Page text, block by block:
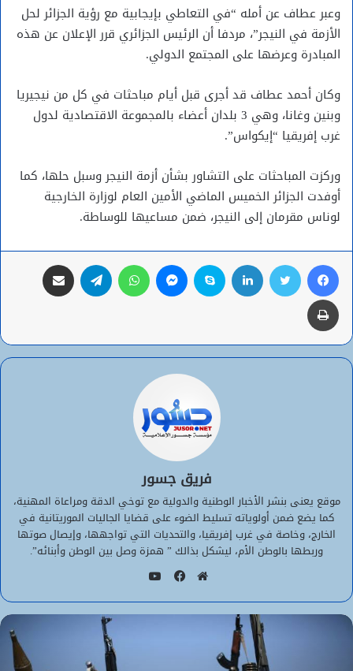
وعبر عطاف عن أمله “في التعاطي بإيجابية مع رؤية الجزائر لحل
الأزمة في النيجر”، مردفا أن الرئيس الجزائري قرر الإعلان عن هذه
المبادرة وعرضها على المجتمع الدولي.
وكان أحمد عطاف قد أجرى قبل أيام مباحثات في كل من نيجيريا
وبنين وغانا، وهي 3 بلدان أعضاء بالمجموعة الاقتصادية لدول
غرب إفريقيا “إيكواس”.
وركزت المباحثات على التشاور بشأن أزمة النيجر وسبل حلها، كما
أوفدت الجزائر الخميس الماضي الأمين العام لوزارة الخارجية
لوناس مقرمان إلى النيجر، ضمن مساعيها للوساطة.
فيسبوك تويتر لينكدإن سكايب ماسنجر واتساب تيلقرام
طباعة
فريق جسور
موقع يعنى بنشر الأخبار الوطنية والدولية مع توخي الدقة ومراعاة المهنية،
كما يضع ضمن أولوياته تسليط الضوء على قضايا الجاليات الموريتانية في
الخارج، وخاصة في غرب إفريقيا، والتحديات التي تواجهها، وإيصال صوتها
وربطها بالوطن الأم، ليشكل بذالك ” همزة وصل بين الوطن وأبنائه”.
الويب